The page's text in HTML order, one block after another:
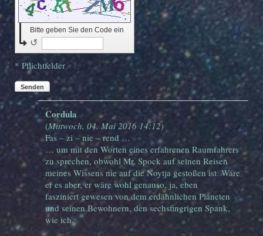
Bitte geben Sie den Code ein
↺
* Pflichtfelder
Senden
Cordula
(Mittwoch, 04. Mai 2016 14:12)
Fas – zi – nie – rend …
… um mit den Worten eines erfahrenen Raumfahrers
zu sprechen, obwohl Mr. Spock auf seinen Reisen
meines Wissens nie auf die Noytja gestoßen ist. Wäre
er es aber, er wäre wohl genauso, ja, eben
fasziniert gewesen von dem erdähnlichen Planeten
und seinen Bewohnern, den sechsfingrigen Spank,
wie ich.